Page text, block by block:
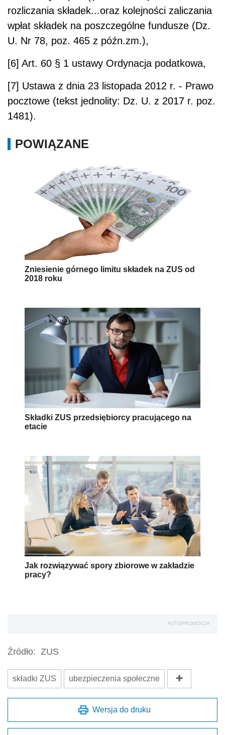
rozliczania składek...oraz kolejności zaliczania
wpłat składek na poszczególne fundusze (Dz.
U. Nr 78, poz. 465 z późn.zm.),
[6] Art. 60 § 1 ustawy Ordynacja podatkowa,
[7] Ustawa z dnia 23 listopada 2012 r. - Prawo
pocztowe (tekst jednolity: Dz. U. z 2017 r. poz.
1481).
POWIĄZANE
Zniesienie górnego limitu składek na ZUS od
2018 roku
Składki ZUS przedsiębiorcy pracującego na
etacie
Jak rozwiązywać spory zbiorowe w zakładzie
pracy?
AUTOPROMOCJA
Źródło: ZUS
składki ZUS ubezpieczenia społeczne
Wersja do druku